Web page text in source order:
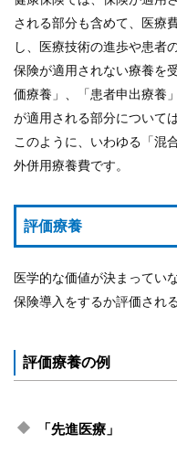
く
あ
る
質
組
案
内
される部分も含めて、医療
し、医療技術の進歩や患者
保険が適用されない療養を
価療養」、「患者申出療養
が適用される部分について
このように、いわゆる「混
外併用療養費です。
評価療養
医学的な価値が決まってい
保険導入をするか評価され
評価療養の例
「先進医療」